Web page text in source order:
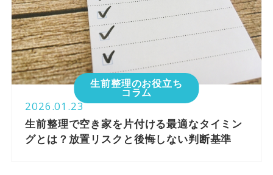
生前整理のお役立ち
コラム
2026.01.23
生前整理で空き家を片付ける最適なタイミン
グとは？放置リスクと後悔しない判断基準